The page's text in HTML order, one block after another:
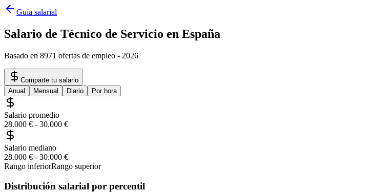
Guía salarial
Salario de Técnico de Servicio en España
Basado en 8971 ofertas de empleo - 2026
Comparte tu salario
Anual
Mensual Diario Por hora
Salario promedio
28.000 € - 30.000 €
Salario mediano
28.000 € - 30.000 €
Rango inferiorRango superior
Distribución salarial por percentil